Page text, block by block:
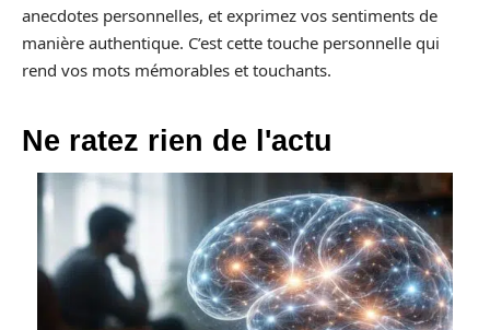
anecdotes personnelles, et exprimez vos sentiments de
manière authentique. C’est cette touche personnelle qui
rend vos mots mémorables et touchants.
Ne ratez rien de l'actu